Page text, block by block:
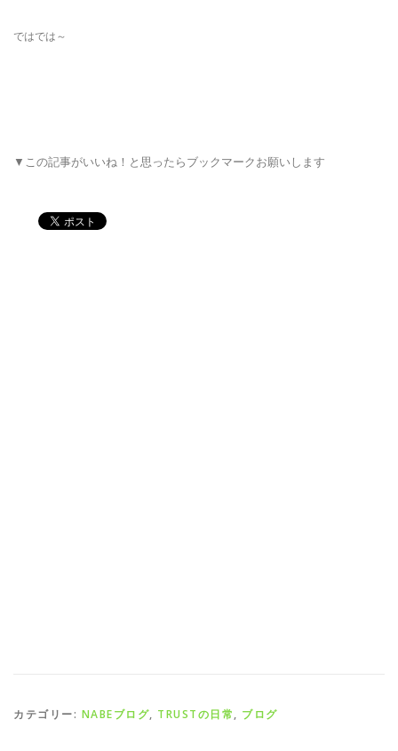
ではでは～
▼この記事がいいね！と思ったらブックマークお願いします
カテゴリー: NABEブログ, TRUSTの日常, ブログ